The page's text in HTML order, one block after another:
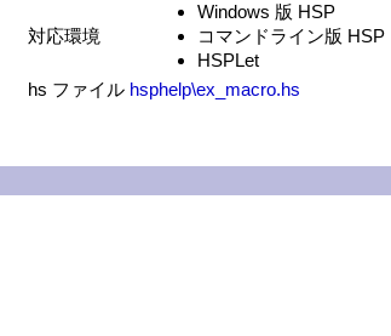
対応環境
Windows 版 HSP
コマンドライン版 HSP
HSPLet
hs ファイル hsphelp\ex_macro.hs